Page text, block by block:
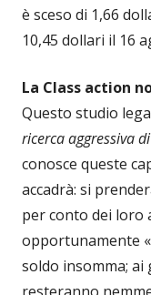
è sceso di 1,66
10,45 dollari il 16
La Class action
Questo studio
ricerca aggressiva
conosce queste
accadrà: si
per conto dei loro
opportunamente
soldo insomma; ai